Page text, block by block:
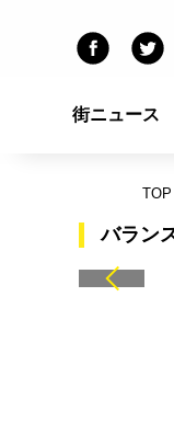
街ニュース
TOP
バラン